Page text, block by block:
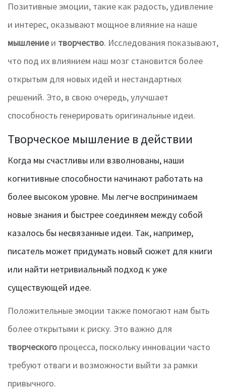
Позитивные эмоции, такие как радость, удивление
и интерес, оказывают мощное влияние на наше
мышлениеи творчество. Исследования показывают,
что под их влиянием наш мозг становится более
открытым для новых идей и нестандартных
решений. Это, в свою очередь, улучшает
способность генерировать оригинальные идеи.
Творческое мышление в действии
Когда мы счастливы или взволнованы, наши
когнитивные способности начинают работать на
более высоком уровне. Мы легче воспринимаем
новые знания и быстрее соединяем между собой
казалось бы несвязанные идеи. Так, например,
писатель может придумать новый сюжет для книги
или найти нетривиальный подход к уже
существующей идее.
Положительные эмоции также помогают нам быть
более открытыми к риску. Это важно для
творческого процесса, поскольку инновации часто
требуют отваги и возможности выйти за рамки
привычного.